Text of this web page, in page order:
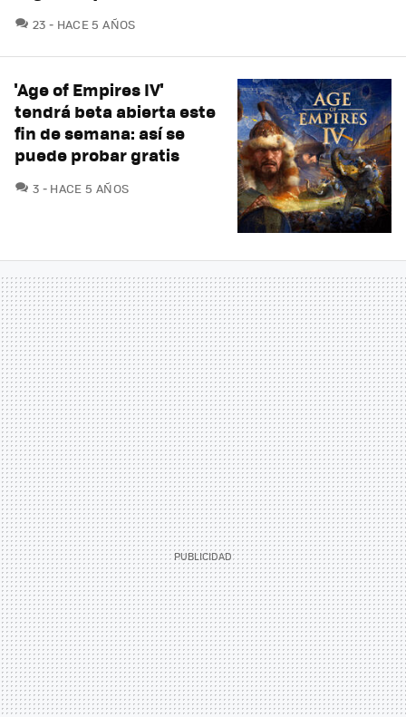
23 COMENTARIOS
HACE 5 AÑOS
'Age of Empires IV'
tendrá beta abierta este
fin de semana: así se
puede probar gratis
3 COMENTARIOS
HACE 5 AÑOS